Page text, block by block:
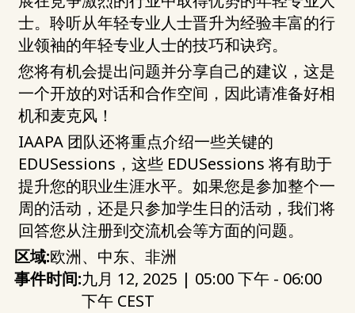
士。聆听从年轻专业人士晋升为经验丰富的行
业领袖的年轻专业人士的技巧和诀窍。
您将有机会提出问题并分享自己的建议，这是
一个开放的对话和合作空间，因此请准备好相
机和麦克风！
IAAPA 团队还将重点介绍一些关键的
EDUSessions，这些 EDUSessions 将有助于
提升您的职业生涯水平。如果您是参加整个一
周的活动，还是只参加学生日的活动，我们将
回答您从注册到交流机会等方面的问题。
区域:欧洲、中东、非洲
事件时间:九月 12, 2025 | 05:00 下午 - 06:00
下午 CEST